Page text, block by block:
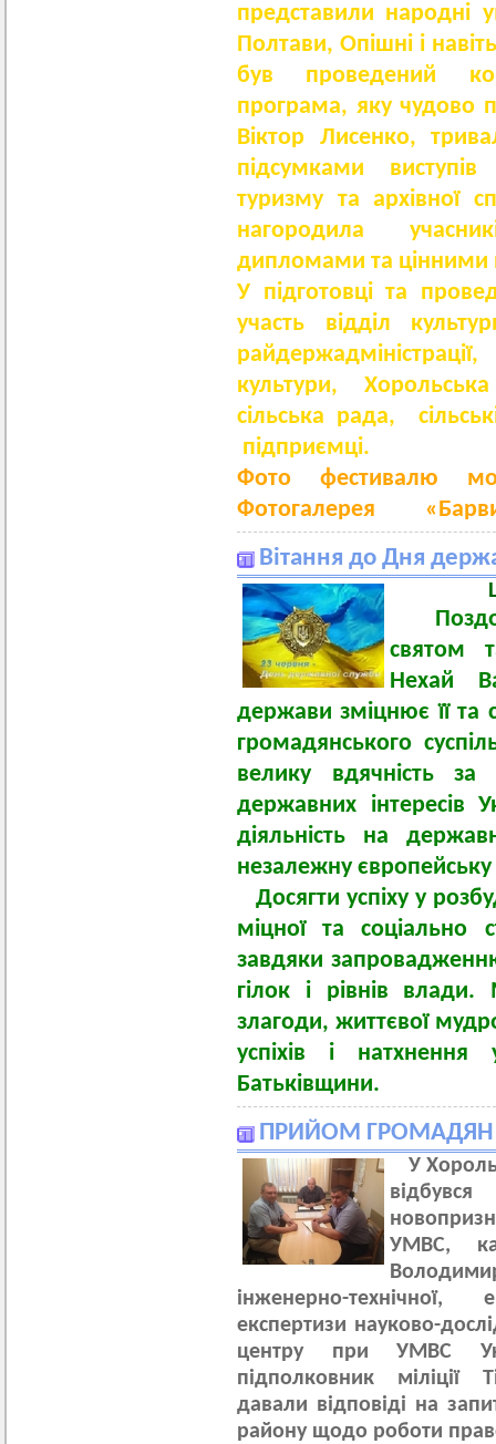
представили народні
Полтави, Опішні і
був проведений
програма, яку чудово
Віктор Лисенко,
підсумками
туризму та архівної
нагородила
дипломами та цінними
У підготовці та
участь відділ
культури,
сільська рада,
підприємці.
Фото фестивалю
Фотогалерея «Барви
Вітання до Дня
святом
Нехай
держави зміцнює її та
громадянського
велику вдячність
державних інтересів
діяльність на
незалежну
Досягти успіху у
міцної та соціально
завдяки
гілок і рівнів
злагоди, життєвої
успіхів і
Батьківщини.
ПРИЙОМ ГРОМАДЯН
У
УМВС,
інженерно-
експертизи науково-
центру при УМВС
підполковник міліції
давали відповіді на
району щодо роботи